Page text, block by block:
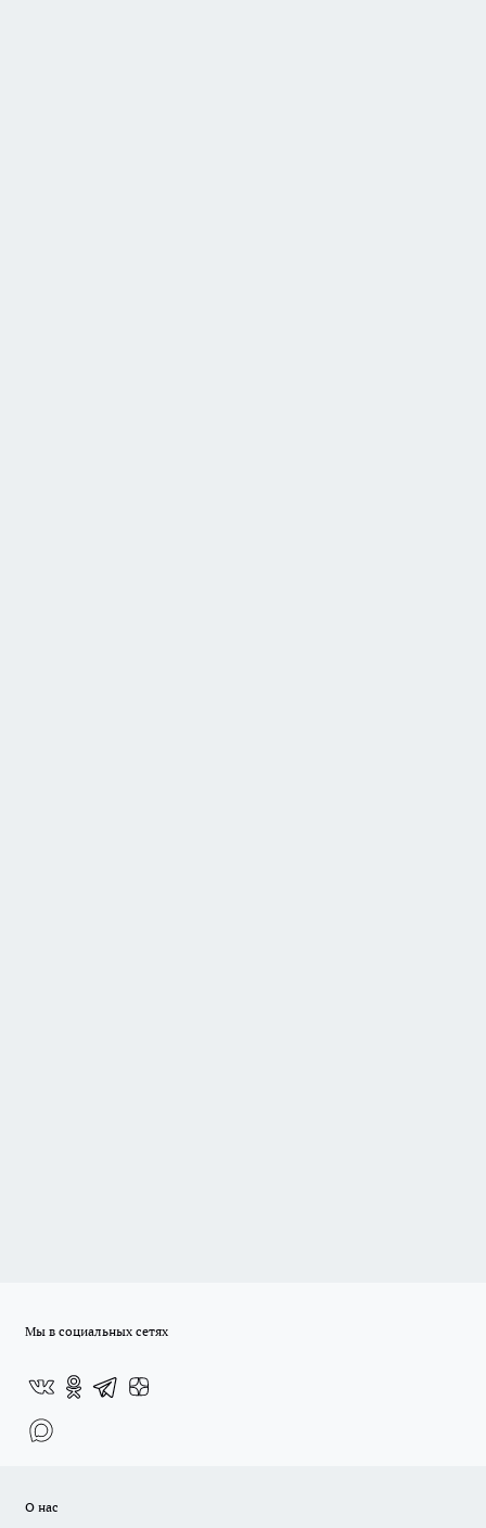
Мы в социальных сетях
О нас